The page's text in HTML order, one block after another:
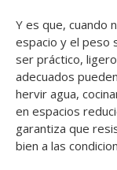
Y es que, cuando
espacio y el peso
ser práctico,
adecuados
hervir agua,
en espacios
garantiza que
bien a las